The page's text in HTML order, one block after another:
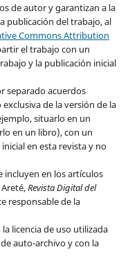
de autor y garantizan a la
publicación del trabajo, al
Commons Attribution
el trabajo con un
y la publicación inicial
separado acuerdos
de la versión de la
situarlo en un
en un libro), con un
en esta revista y no
incluyen en los artículos
Revista Digital del
responsable de la
licencia de uso utilizada
auto-archivo y con la